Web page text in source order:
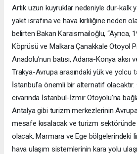
Artık uzun kuyruklar nedeniyle dur-kalk
yakıt israfına ve hava kirliliğine neden
belirten Bakan Karaismailoğlu, “Ayrıca,
Köprüsü ve Malkara Çanakkale Otoyol
Anadolu’nun batısı, Adana-Konya aksı
Trakya-Avrupa arasındaki yük ve yolcu
İstanbul’a önemli bir alternatif olacaktır.
civarında İstanbul-İzmir Otoyolu’na
Antalya gibi turizm merkezlerinin
mesafe kısalacak ve turizm
olacak. Marmara ve Ege bölgelerindeki
hava ulaşım sistemlerinin kara yolu